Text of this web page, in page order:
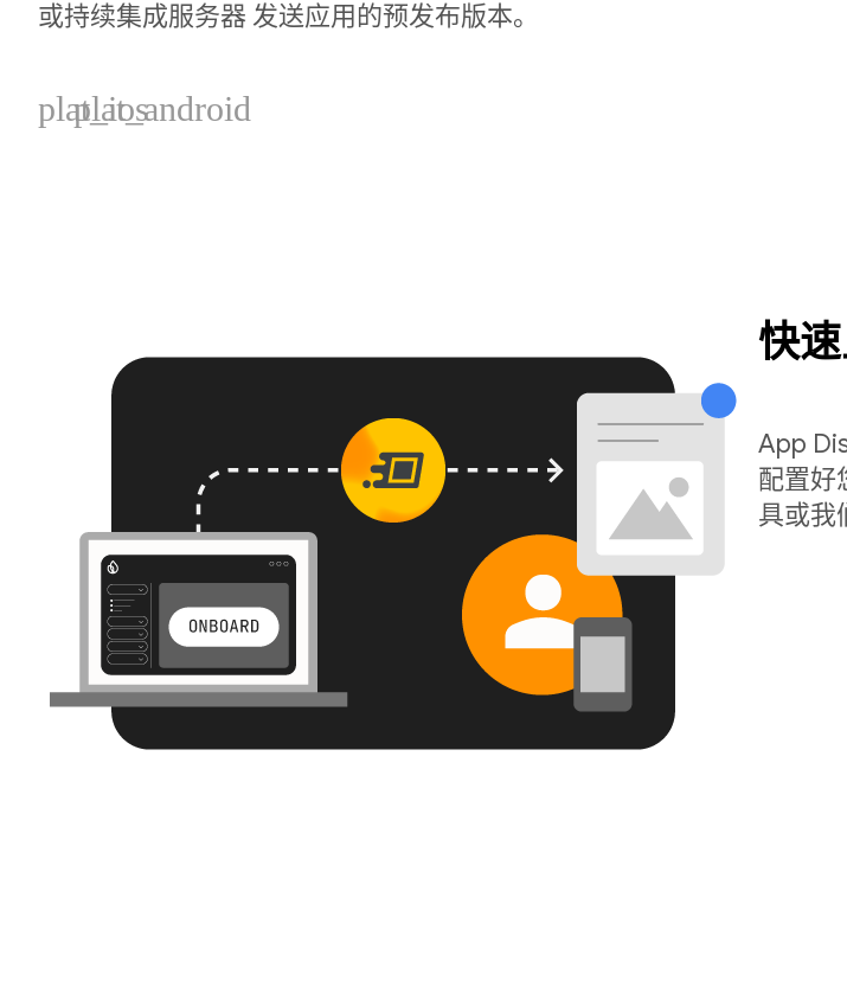
或持续集成服务器 发送应用的预发布版本。
plat_ios
plat_android
快
App
配置好
具或我